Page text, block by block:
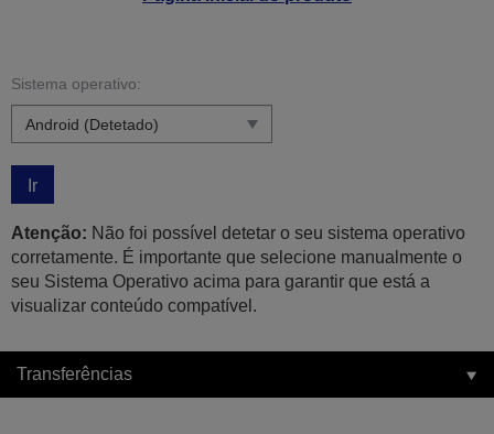
Sistema operativo:
Ir
Atenção: Não foi possível detetar o seu sistema operativo
corretamente. É importante que selecione manualmente o
seu Sistema Operativo acima para garantir que está a
visualizar conteúdo compatível.
Transferências